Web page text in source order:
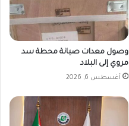
وصول معدات صيانة محطة سد
مروي إلى البلاد
أغسطس 6, 2026